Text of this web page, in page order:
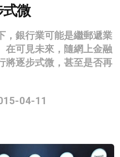
微
，銀行業可能是繼郵遞業
在可見未來，隨網上金融
將逐步式微，甚至是否再
04-11